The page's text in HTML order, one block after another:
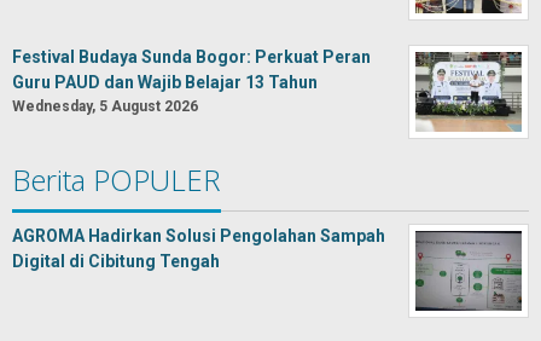
Festival Budaya Sunda Bogor: Perkuat Peran
Guru PAUD dan Wajib Belajar 13 Tahun
Wednesday, 5 August 2026
Berita POPULER
AGROMA Hadirkan Solusi Pengolahan Sampah
Digital di Cibitung Tengah